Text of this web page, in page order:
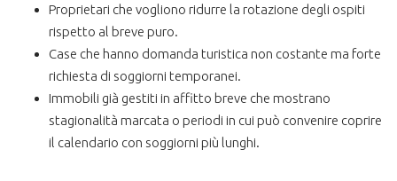
Proprietari che vogliono ridurre la rotazione degli ospiti
rispetto al breve puro.
Case che hanno domanda turistica non costante ma forte
richiesta di soggiorni temporanei.
Immobili già gestiti in affitto breve che mostrano
stagionalità marcata o periodi in cui può convenire coprire
il calendario con soggiorni più lunghi.